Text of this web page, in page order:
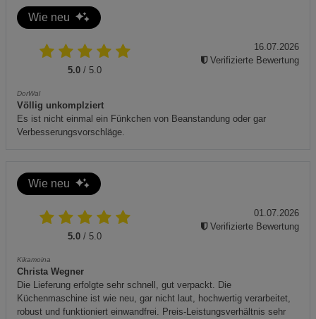
Enthält wiederaufladbare Batterie. Batterie darf nicht übe
Wie neu
5.0 / 5.0
DorWal
Völlig unkomplziert
Es ist nicht einmal ein Fünkchen von Beanstandung oder gar
Verbesserungsvorschläge.
16.07.2026
Verifizierte Bewertung
Wie neu
5.0 / 5.0
Kikamoina
Christa Wegner
Die Lieferung erfolgte sehr schnell, gut verpackt. Die
Küchenmaschine ist wie neu, gar nicht laut, hochwertig verarbeitet,
robust und funktioniert einwandfrei. Preis-Leistungsverhältnis sehr
01.07.2026
Verifizierte Bewertung